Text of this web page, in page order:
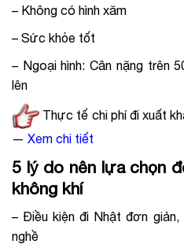
– Không có hình xăm
– Sức khỏe tốt
– Ngoại hình: Cân nặng trên
lên
Thực tế chi phí đi xuất
— Xem chi tiết
5 lý do nên lựa chọn
không khí
– Điều kiện đi Nhật đơn
nghề